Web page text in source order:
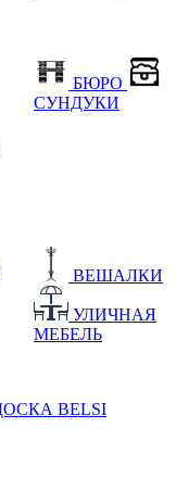
БЮРО
СУНДУКИ
ВЕШАЛКИ
УЛИЧНАЯ
МЕБЕЛЬ
BELSI